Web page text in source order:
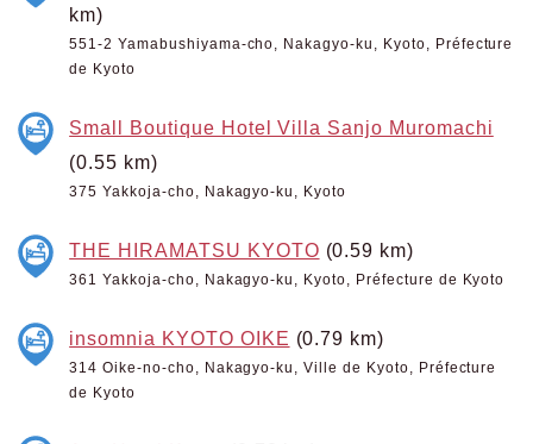
km)
551-2 Yamabushiyama-cho, Nakagyo-ku, Kyoto, Préfecture
de Kyoto
Small Boutique Hotel Villa Sanjo Muromachi
(0.55 km)
375 Yakkoja-cho, Nakagyo-ku, Kyoto
THE HIRAMATSU KYOTO (0.59 km)
361 Yakkoja-cho, Nakagyo-ku, Kyoto, Préfecture de Kyoto
insomnia KYOTO OIKE (0.79 km)
314 Oike-no-cho, Nakagyo-ku, Ville de Kyoto, Préfecture
de Kyoto